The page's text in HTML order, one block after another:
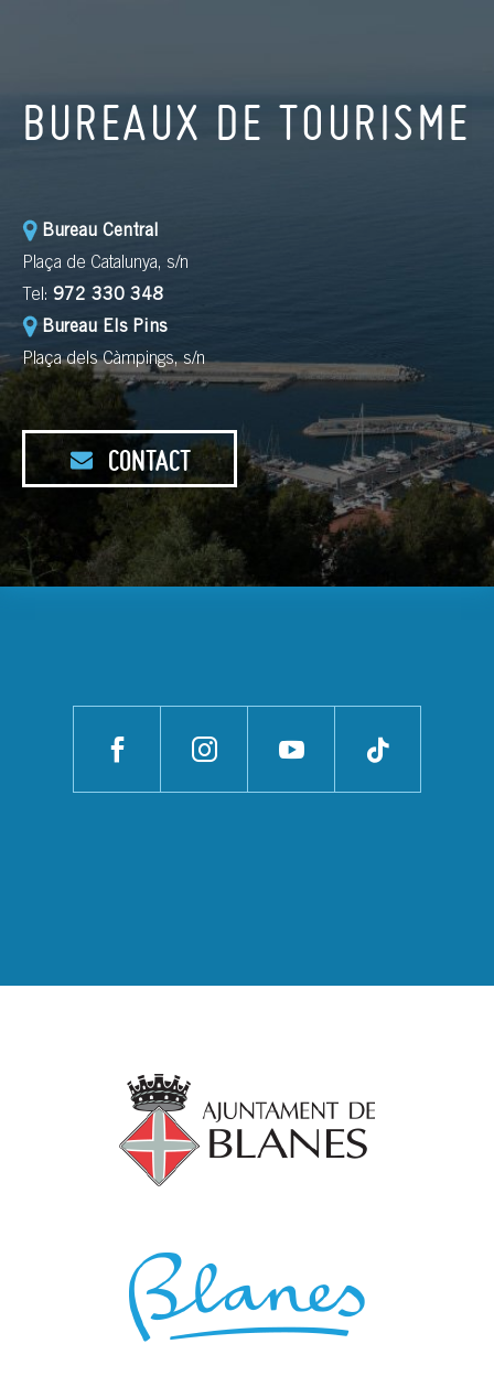
BUREAUX DE TOURISME
Bureau Central
Plaça de Catalunya, s/n
Tel: 972 330 348
Bureau Els Pins
Plaça dels Càmpings, s/n
CONTACT